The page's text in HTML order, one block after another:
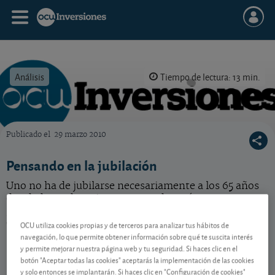
Análisis Tiempo de lectura: 13 min.
Publicado el 29 marzo 2010
Pensando en la jubilación
Uno no ha de jubilarse necesariamente a los 65 años
de edad: puede retirarse antes, después, poco a
en un caso u otro.
Contenido reservado a SOCIOS
OCU utiliza cookies propias y de terceros para analizar tus hábitos de
navegación, lo que permite obtener información sobre qué te suscita interés
y permite mejorar nuestra página web y tu seguridad. Si haces clic en el
botón "Aceptar todas las cookies" aceptarás la implementación de las cookies
y solo entonces se implantarán. Si haces clic en "Configuración de cookies"